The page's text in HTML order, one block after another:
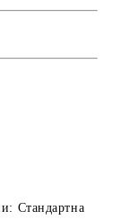
Стандартна